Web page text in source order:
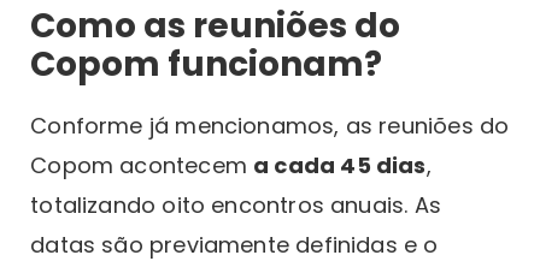
Como as reuniões do
Copom funcionam?
Conforme já mencionamos, as reuniões do
Copom acontecem a cada 45 dias,
totalizando oito encontros anuais. As
datas são previamente definidas e o